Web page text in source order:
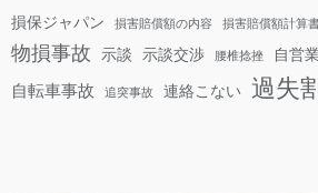
損保ジャパン 損害賠償額の内容 損害賠償額計算
物損事故
示談 示談交渉 腰椎捻挫 自営
自転車事故 追突事故 連絡こない 過失